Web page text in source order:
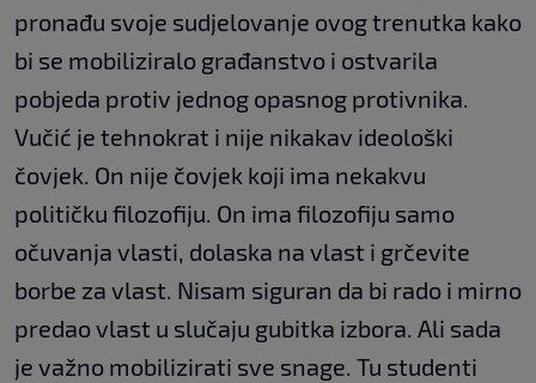
pronađu svoje sudjelovanje ovog trenutka kako
bi se mobiliziralo građanstvo i ostvarila
pobjeda protiv jednog opasnog protivnika.
Vučić je tehnokrat i nije nikakav ideološki
čovjek. On nije čovjek koji ima nekakvu
političku filozofiju. On ima filozofiju samo
očuvanja vlasti, dolaska na vlast i grčevite
borbe za vlast. Nisam siguran da bi rado i mirno
predao vlast u slučaju gubitka izbora. Ali sada
je važno mobilizirati sve snage. Tu studenti